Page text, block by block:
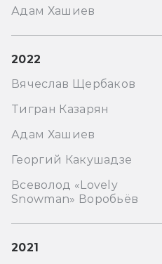
Адам Хашиев
2022
Вячеслав Щербаков
Тигран Казарян
Адам Хашиев
Георгий Какушадзе
Всеволод «Lovely
Snowman» Воробьёв
2021